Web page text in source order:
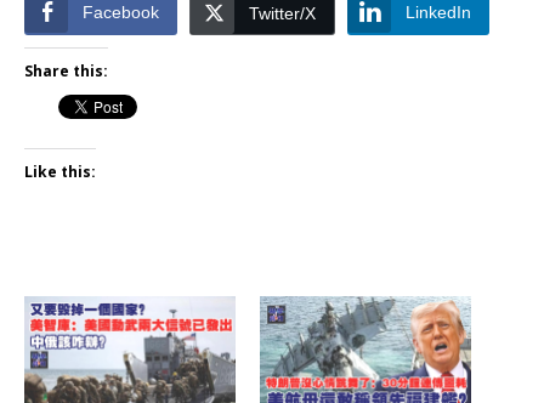
Facebook Twitter/X LinkedIn
Share this:
Like this: